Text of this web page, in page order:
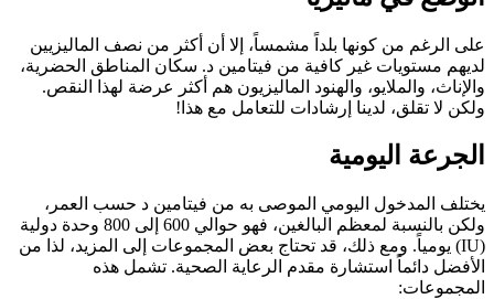
على الرغم من كونها بلداً مشمساً، إلا أن أكثر من نصف الماليزيين
لديهم مستويات غير كافية من فيتامين د. سكان المناطق الحضرية،
والإناث، والملايو، والهنود الماليزيون هم أكثر عرضة لهذا النقص.
ولكن لا تقلق، لدينا إرشادات للتعامل مع هذا!
الجرعة اليومية
يختلف المدخول اليومي الموصى به من فيتامين د حسب العمر،
ولكن بالنسبة لمعظم البالغين، فهو حوالي 600 إلى 800 وحدة دولية
(IU) يومياً. ومع ذلك، قد تحتاج بعض المجموعات إلى المزيد، لذا من
الأفضل دائماً استشارة مقدم الرعاية الصحية. تشمل هذه
المجموعات: